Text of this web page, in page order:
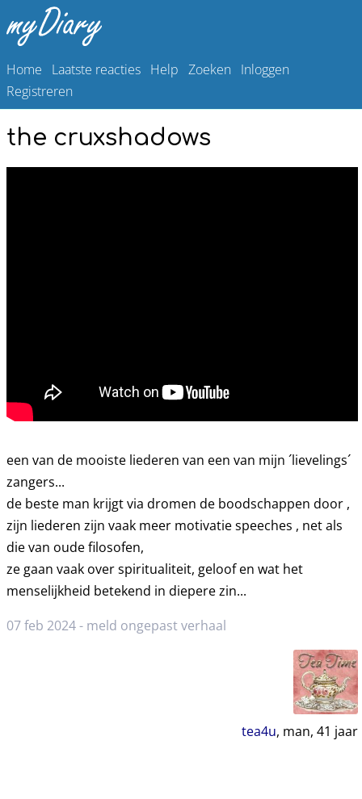
Home Laatste reacties Help Zoeken Inloggen
Registreren
the cruxshadows
een van de mooiste liederen van een van mijn ´lievelings´
zangers...
de beste man krijgt via dromen de boodschappen door ,
zijn liederen zijn vaak meer motivatie speeches , net als
die van oude filosofen,
ze gaan vaak over spiritualiteit, geloof en wat het
menselijkheid betekend in diepere zin...
07 feb 2024 - meld ongepast verhaal
tea4u, man, 41 jaar